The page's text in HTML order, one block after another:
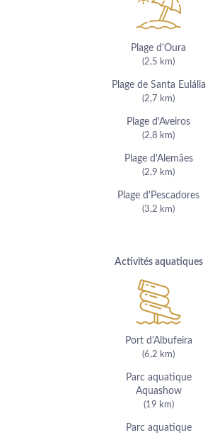
Plage d'Oura
(2,5 km)
Plage de Santa Eulália
(2,7 km)
Plage d'Aveiros
(2,8 km)
Plage d'Alemães
(2,9 km)
Plage d'Pescadores
(3,2 km)
Activités aquatiques
Port d'Albufeira
(6,2 km)
Parc aquatique
Aquashow
(19 km)
Parc aquatique